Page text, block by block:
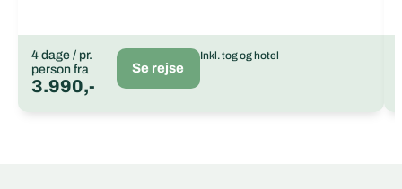
4 dage / pr.
person fra
3.990,-
Se rejse
Inkl. tog og hotel